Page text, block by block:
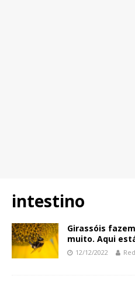
intestino
Girassóis
muito. Aqui
12/12/2022